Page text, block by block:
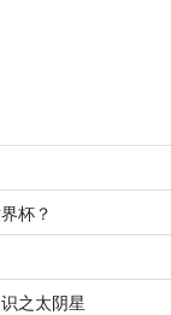
杯？
之太阴星